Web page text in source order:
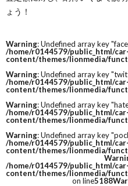
ょう！
Warning: Undefined array key
/home/r0144579/public_html/
content/themes/lionmedia/
Warning: Undefined array key
/home/r0144579/public_html/
content/themes/lionmedia/
Warning: Undefined array key
/home/r0144579/public_html/
content/themes/lionmedia/
Warning: Undefined array key
/home/r0144579/public_html/
content/themes/lionmedia/
/home/r0144579/public_html/
content/themes/lionmedia/
on line5188